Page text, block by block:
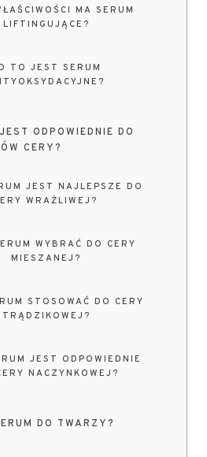
MA SERUM
LIFTINGUJĄCE?
TO JEST SERUM
ODPOWIEDNIE DO
CERY?
JEST NAJLEPSZE DO
WRAŻLIWEJ?
WYBRAĆ DO CERY
MIESZANEJ?
STOSOWAĆ DO CERY
TRĄDZIKOWEJ?
JEST ODPOWIEDNIE
NACZYNKOWEJ?
DO TWARZY?